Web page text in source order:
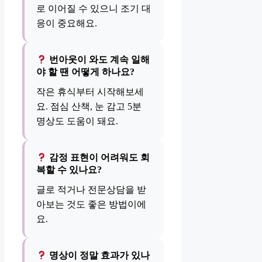
로 이어질 수 있으니 조기 대
응이 중요해요.
번아웃이 와도 계속 일해
야 할 땐 어떻게 하나요?
작은 휴식부터 시작해보세
요. 점심 산책, 눈 감고 5분
명상도 도움이 돼요.
감정 표현이 어려워도 회
복할 수 있나요?
글로 적거나 전문상담을 받
아보는 것도 좋은 방법이에
요.
명상이 정말 효과가 있나